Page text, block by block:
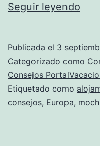
Seguir leyendo
por
Publicada el 3
Categorizado como
Consejos
Etiquetado como
consejos, Europa,